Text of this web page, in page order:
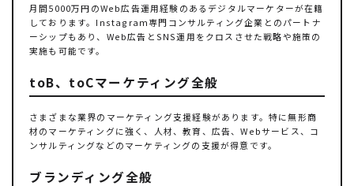
月間5000万円のWeb広告運用経験のあるデジタルマーケターが在籍
しております。Instagram専門コンサルティング企業とのパートナ
ーシップもあり、Web広告とSNS運用をクロスさせた戦略や施策の
実施も可能です。
toB、toCマーケティング全般
さまざまな業界のマーケティング支援経験があります。特に無形商
材のマーケティングに強く、人材、教育、広告、Webサービス、コ
ンサルティングなどのマーケティングの支援が得意です。
ブランディング全般